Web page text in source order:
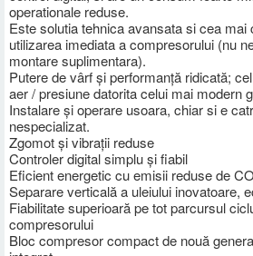
operationale reduse.
Este solutia tehnica avansata si cea
utilizarea imediata a compresorului (nu
montare suplimentara).
Putere de vârf și performanță ridicată;
aer / presiune datorita celui mai modern
Instalare și operare usoara, chiar si e
nespecializat.
Zgomot și vibrații reduse
Controler digital simplu și fiabil
Eficient energetic cu emisii reduse de
Separare verticală a uleiului inovatoare,
Fiabilitate superioară pe tot parcursul
compresorului
Bloc compresor compact de nouă